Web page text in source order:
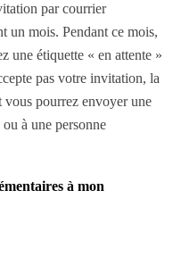
par courrier
un mois. Pendant ce mois,
une étiquette « en attente »
pas votre invitation, la
vous pourrez envoyer une
à une personne
à mon